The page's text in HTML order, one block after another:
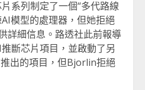
系列制定了一個“多代路線
模型的處理器，但她拒絕
詳細信息。路透社此前報導
斷芯片項目，並啟動了另
出的項目，但Bjorlin拒絕